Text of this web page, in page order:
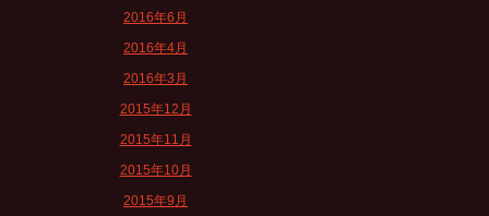
2016年6月
2016年4月
2016年3月
2015年12月
2015年11月
2015年10月
2015年9月